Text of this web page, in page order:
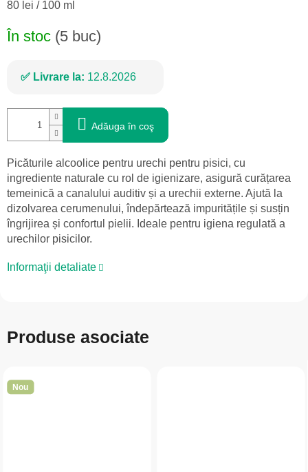
Evaluare
80 lei / 100 ml
În stoc (5 buc)
Livrare la: 12.8.2026
Adăuga în coş
Picăturile alcoolice pentru urechi pentru pisici, cu
ingrediente naturale cu rol de igienizare, asigură curățarea
temeinică a canalului auditiv și a urechii externe. Ajută la
dizolvarea cerumenului, îndepărtează impuritățile și susțin
îngrijirea și confortul pielii. Ideale pentru igiena regulată a
urechilor pisicilor.
Informaţii detaliate
Produse asociate
Nou